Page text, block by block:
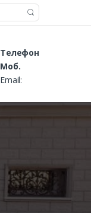
Телефон
Моб.
Email: